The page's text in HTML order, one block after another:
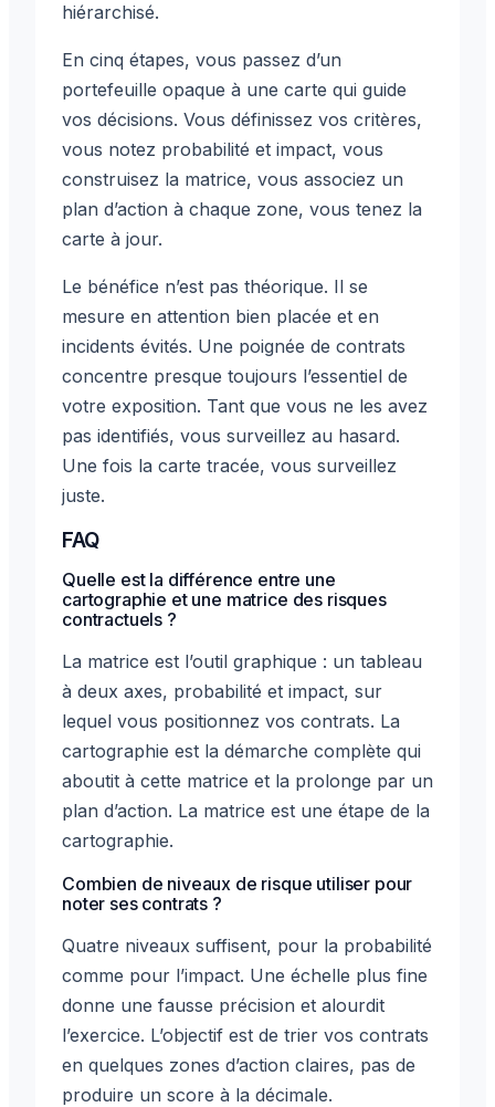
hiérarchisé.
En cinq étapes, vous passez d’un
portefeuille opaque à une carte qui guide
vos décisions. Vous définissez vos critères,
vous notez probabilité et impact, vous
construisez la matrice, vous associez un
plan d’action à chaque zone, vous tenez la
carte à jour.
Le bénéfice n’est pas théorique. Il se
mesure en attention bien placée et en
incidents évités. Une poignée de contrats
concentre presque toujours l’essentiel de
votre exposition. Tant que vous ne les avez
pas identifiés, vous surveillez au hasard.
Une fois la carte tracée, vous surveillez
juste.
FAQ
Quelle est la différence entre une
cartographie et une matrice des risques
contractuels ?
La matrice est l’outil graphique : un tableau
à deux axes, probabilité et impact, sur
lequel vous positionnez vos contrats. La
cartographie est la démarche complète qui
aboutit à cette matrice et la prolonge par un
plan d’action. La matrice est une étape de la
cartographie.
Combien de niveaux de risque utiliser pour
noter ses contrats ?
Quatre niveaux suffisent, pour la probabilité
comme pour l’impact. Une échelle plus fine
donne une fausse précision et alourdit
l’exercice. L’objectif est de trier vos contrats
en quelques zones d’action claires, pas de
produire un score à la décimale.